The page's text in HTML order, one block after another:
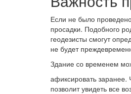
Если не было
просадки. Подобного
геодезисты смогут
не будет
Здание со временем
афиксировать
позволит увидеть все